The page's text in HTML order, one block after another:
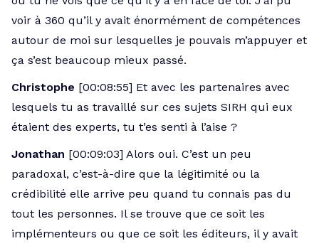
voir à 360 qu’il y avait énormément de compétences
autour de moi sur lesquelles je pouvais m’appuyer et
ça s’est beaucoup mieux passé.
Christophe [00:08:55] Et avec les partenaires avec
lesquels tu as travaillé sur ces sujets SIRH qui eux
étaient des experts, tu t’es senti à l’aise ?
Jonathan [00:09:03] Alors oui. C’est un peu
paradoxal, c’est-à-dire que la légitimité ou la
crédibilité elle arrive peu quand tu connais pas du
tout les personnes. Il se trouve que ce soit les
implémenteurs ou que ce soit les éditeurs, il y avait